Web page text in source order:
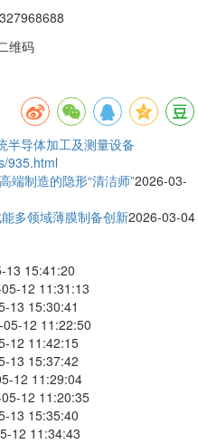
半导体加工及测量设备
935.html
端制造的隐形“清洁师”2026-03-
多领域薄膜制备创新2026-03-04
13 15:41:20
12 11:31:13
13 15:30:41
12 11:22:50
12 11:42:15
13 15:37:42
12 11:29:04
12 11:20:35
13 15:35:40
12 11:34:43